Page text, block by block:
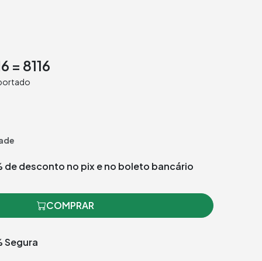
= 8116
de desconto no pix e no boleto bancário
COMPRAR
Segura